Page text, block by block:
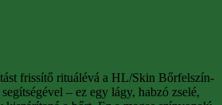
frissítő rituálévá a HL/Skin Bőrfelszín-
– ez egy lágy, habzó zselé,